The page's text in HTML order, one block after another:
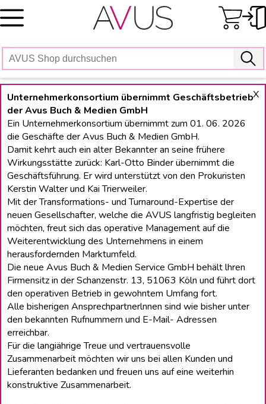
Skip
to
X
Unternehmerkonsortium übernimmt Geschäftsbetrieb
der Avus Buch & Medien GmbH
Ein Unternehmerkonsortium übernimmt zum 01. 06. 2026
die Geschäfte der Avus Buch & Medien GmbH.
Damit kehrt auch ein alter Bekannter an seine frühere
Wirkungsstätte zurück: Karl-Otto Binder übernimmt die
Geschäftsführung. Er wird unterstützt von den Prokuristen
Kerstin Walter und Kai Trierweiler.
Mit der Transformations- und Turnaround-Expertise der
neuen Gesellschafter, welche die AVUS langfristig begleiten
möchten, freut sich das operative Management auf die
Weiterentwicklung des Unternehmens in einem
herausfordernden Marktumfeld.
Die neue Avus Buch & Medien Service GmbH behält lhren
Firmensitz in der Schanzenstr. 13, 51063 Köln und führt dort
den operativen Betrieb in gewohntem Umfang fort.
Alle bisherigen Ansprechpartnerlnnen sind wie bisher unter
den bekannten Rufnummern und E-Mail- Adressen
erreichbar.
Für die langiährige Treue und vertrauensvolle
Zusammenarbeit möchten wir uns bei allen Kunden und
Lieferanten bedanken und freuen uns auf eine weiterhin
konstruktive Zusammenarbeit.